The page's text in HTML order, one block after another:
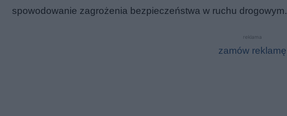
spowodowanie zagrożenia bezpieczeństwa w ruchu drogowym.
reklama
zamów reklamę